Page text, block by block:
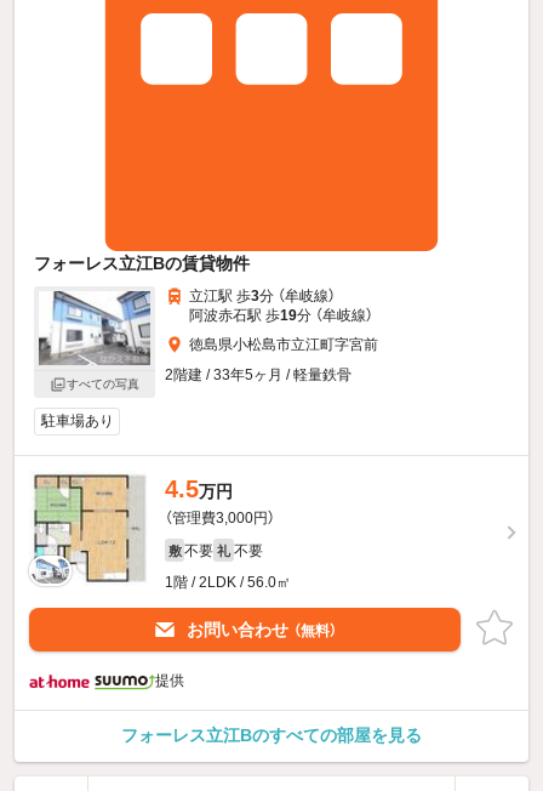
フォーレス立江Bの賃貸物件
すべての写真
立江駅 歩3分 （牟岐線）
阿波赤石駅 歩19分 （牟岐線）
徳島県小松島市立江町字宮前
2階建 / 33年5ヶ月 / 軽量鉄骨
駐車場あり
4.5万円
（管理費3,000円）
敷 不要 礼 不要
1階 / 2LDK / 56.0㎡
お問い合わせ （無料）
提供
フォーレス立江Bのすべての部屋を見る